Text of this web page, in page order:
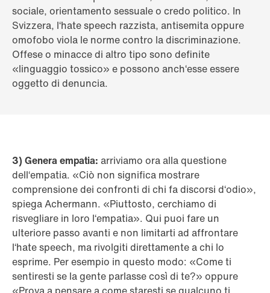
sociale, orientamento sessuale o credo politico. In
Svizzera, l‘hate speech razzista, antisemita oppure
omofobo viola le norme contro la discriminazione.
Offese o minacce di altro tipo sono definite
«linguaggio tossico» e possono anch‘esse essere
oggetto di denuncia.
3) Genera empatia: arriviamo ora alla questione
dell‘empatia. «Ciò non significa mostrare
comprensione dei confronti di chi fa discorsi d‘odio»,
spiega Achermann. «Piuttosto, cerchiamo di
risvegliare in loro l‘empatia». Qui puoi fare un
ulteriore passo avanti e non limitarti ad affrontare
l‘hate speech, ma rivolgiti direttamente a chi lo
esprime. Per esempio in questo modo: «Come ti
sentiresti se la gente parlasse così di te?» oppure